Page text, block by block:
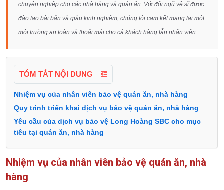
chuyên nghiệp cho các nhà hàng và quán ăn. Với đội ngũ vệ sĩ được
đào tạo bài bản và giàu kinh nghiệm, chúng tôi cam kết mang lại một
môi trường an toàn và thoải mái cho cả khách hàng lẫn nhân viên.
TÓM TẮT NỘI DUNG
Nhiệm vụ của nhân viên bảo vệ quán ăn, nhà hàng
Quy trình triển khai dịch vụ bảo vệ quán ăn, nhà hàng
Yêu cầu của dịch vụ bảo vệ Long Hoàng SBC cho mục
tiêu tại quán ăn, nhà hàng
Nhiệm vụ của nhân viên bảo vệ quán ăn, nhà
hàng